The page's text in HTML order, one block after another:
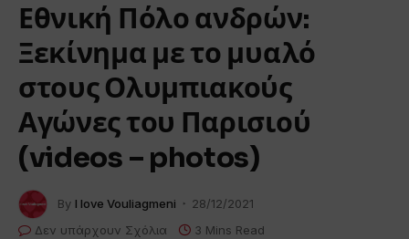
Εθνική Πόλο ανδρών:
Ξεκίνημα με το μυαλό
στους Ολυμπιακούς
Αγώνες του Παρισιού
(videos – photos)
By I love Vouliagmeni
28/12/2021
Δεν υπάρχουν Σχόλια
3 Mins Read